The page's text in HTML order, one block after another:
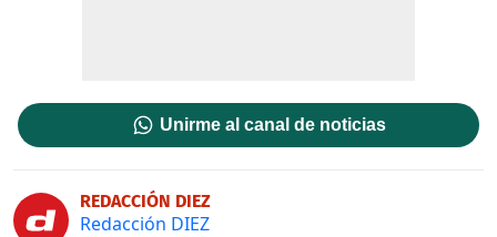
Unirme al canal de noticias
REDACCIÓN DIEZ
Redacción DIEZ